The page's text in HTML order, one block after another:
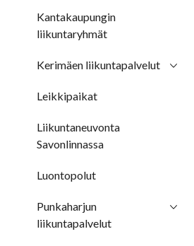
Kantakaupungin
liikuntaryhmät
Kerimäen liikuntapalvelut
Leikkipaikat
Liikuntaneuvonta
Savonlinnassa
Luontopolut
Punkaharjun
liikuntapalvelut